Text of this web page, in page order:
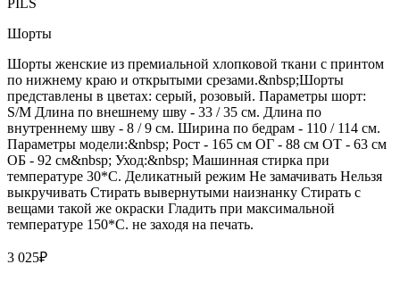
Шорты
Шорты женские из премиальной хлопковой ткани с принтом
по нижнему краю и открытыми срезами.&nbsp;Шорты
представлены в цветах: серый, розовый. Параметры шорт:
S/M Длина по внешнему шву - 33 / 35 см. Длина по
внутреннему шву - 8 / 9 см. Ширина по бедрам - 110 / 114 см.
Параметры модели:&nbsp; Рост - 165 см ОГ - 88 см ОТ - 63 см
ОБ - 92 см&nbsp; Уход:&nbsp; Машинная стирка при
температуре 30*С. Деликатный режим Не замачивать Нельзя
выкручивать Стирать вывернутыми наизнанку Стирать с
вещами такой же окраски Гладить при максимальной
температуре 150*С. не заходя на печать.
3 025₽